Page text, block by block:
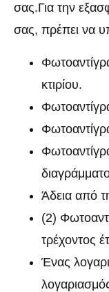
σας.Για την
σας, πρέπει να
κτιρίου.
Άδεια από
(2)
τρέχοντος
Ένας